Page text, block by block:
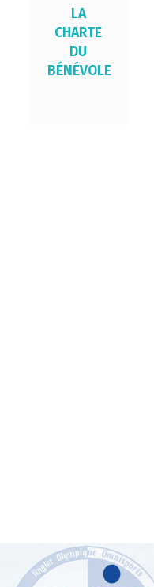
LA
CHARTE
DU
BÉNÉVOLE